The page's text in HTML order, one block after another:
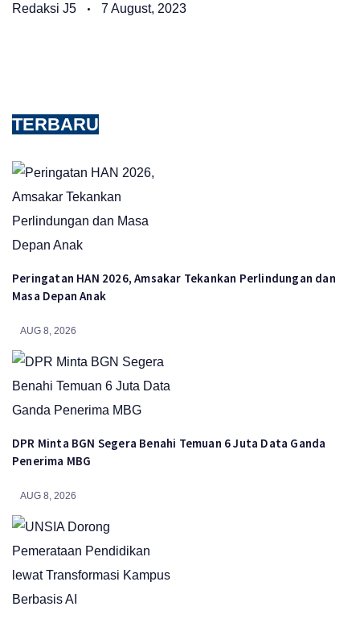
Redaksi J5 7 August, 2023
TERBARU
Peringatan HAN 2026, Amsakar Tekankan Perlindungan dan
Masa Depan Anak
AUG 8, 2026
DPR Minta BGN Segera Benahi Temuan 6 Juta Data Ganda
Penerima MBG
AUG 8, 2026